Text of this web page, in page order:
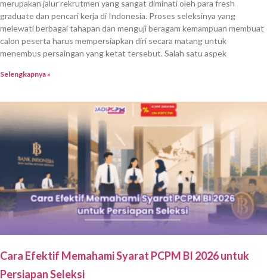
merupakan jalur rekrutmen yang sangat diminati oleh para fresh
graduate dan pencari kerja di Indonesia. Proses seleksinya yang
melewati berbagai tahapan dan menguji beragam kemampuan membuat
calon peserta harus mempersiapkan diri secara matang untuk
menembus persaingan yang ketat tersebut. Salah satu aspek
Selengkapnya »
Cara Efektif Memahami Syarat PCPM BI 2026 untuk
Persiapan Seleksi